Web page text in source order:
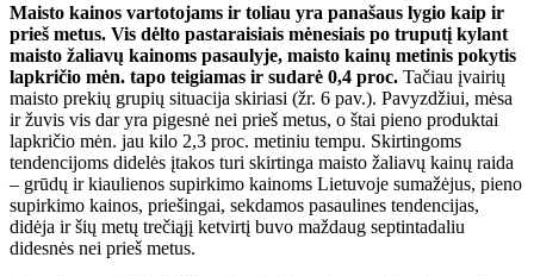
Maisto kainos vartotojams ir toliau yra panašaus lygio kaip ir
prieš metus. Vis dėlto pastaraisiais mėnesiais po truputį kylant
maisto žaliavų kainoms pasaulyje, maisto kainų metinis pokytis
lapkričio mėn. tapo teigiamas ir sudarė 0,4 proc. Tačiau įvairių
maisto prekių grupių situacija skiriasi (žr. 6 pav.). Pavyzdžiui, mėsa
ir žuvis vis dar yra pigesnė nei prieš metus, o štai pieno produktai
lapkričio mėn. jau kilo 2,3 proc. metiniu tempu. Skirtingoms
tendencijoms didelės įtakos turi skirtinga maisto žaliavų kainų raida
– grūdų ir kiaulienos supirkimo kainoms Lietuvoje sumažėjus, pieno
supirkimo kainos, priešingai, sekdamos pasaulines tendencijas,
didėja ir šių metų trečiąjį ketvirtį buvo maždaug septintadaliu
didesnės nei prieš metus.